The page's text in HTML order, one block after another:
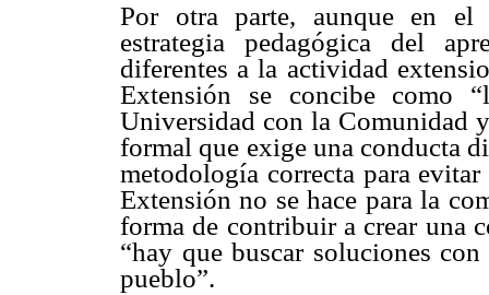
Por otra parte, aunque en
estrategia pedagógica del
diferentes a la actividad
Extensión se concibe como
Universidad con la Comunidad
formal que exige una conducta
metodología correcta para
Extensión no se hace para la
forma de contribuir a crear una
“hay que buscar soluciones
pueblo”.